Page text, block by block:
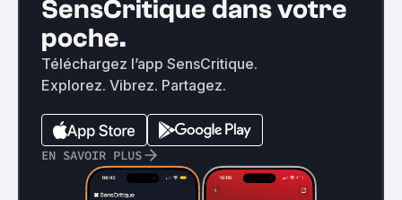
SensCritique dans votre
poche.
Téléchargez l’app SensCritique.
Explorez. Vibrez. Partagez.
EN SAVOIR PLUS